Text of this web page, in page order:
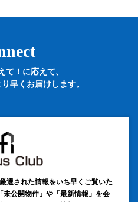
て！に応えて、
早くお届けします。
選された情報をいち早くご覧いた
公開物件」や「最新情報」を会